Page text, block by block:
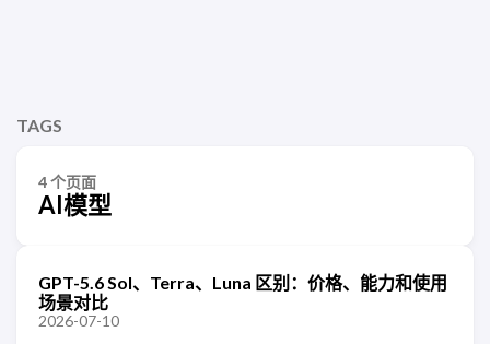
TAGS
4 个页面
AI模型
GPT-5.6 Sol、Terra、Luna 区别：价格、能力和使用
场景对比
2026-07-10